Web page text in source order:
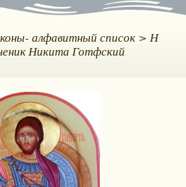
алфавитный список
Н
Никита Готфский